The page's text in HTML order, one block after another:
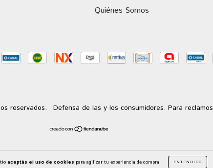
aceptás el uso de cookies para agilizar tu experiencia de compra. ENTENDIDO
Quiénes Somos
reservados. Defensa de las y los consumidores. Para reclamos